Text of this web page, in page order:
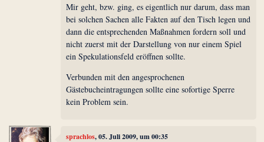
Mir geht, bzw. ging, es eigentlich nur darum, dass man
bei solchen Sachen alle Fakten auf den Tisch legen und
dann die entsprechenden Maßnahmen fordern soll und
nicht zuerst mit der Darstellung von nur einem Spiel
ein Spekulationsfeld eröffnen sollte.
Verbunden mit den angesprochenen
Gästebucheintragungen sollte eine sofortige Sperre
kein Problem sein.
sprachlos, 05. Juli 2009, um 00:35